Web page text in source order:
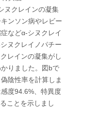
ヌクレインの凝集
ンソン病やレビー
などα-シヌクレイ
ヌクレイノパチー
レインの凝集がし
りました。図bで
陰性率を計算しま
度94.6%、特異度
ことを示しまし